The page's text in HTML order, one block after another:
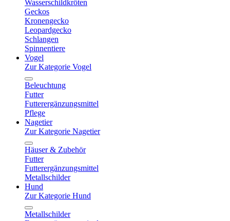
Wasserschildkröten
Geckos
Kronengecko
Leopardgecko
Schlangen
Spinnentiere
Vogel
Zur Kategorie Vogel
Beleuchtung
Futter
Futterergänzungsmittel
Pflege
Nagetier
Zur Kategorie Nagetier
Häuser & Zubehör
Futter
Futterergänzungsmittel
Metallschilder
Hund
Zur Kategorie Hund
Metallschilder